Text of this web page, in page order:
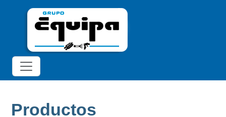
Productos